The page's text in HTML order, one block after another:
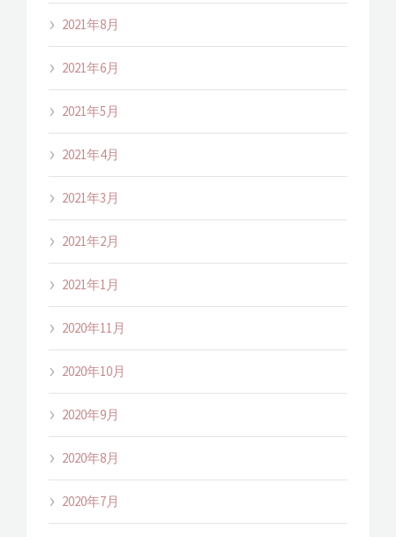
2021年8月
2021年6月
2021年5月
2021年4月
2021年3月
2021年2月
2021年1月
2020年11月
2020年10月
2020年9月
2020年8月
2020年7月